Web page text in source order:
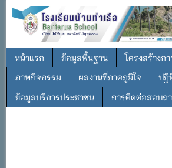
หน้าแรก ข้อมูลพื้นฐาน โครงสร้างก
ภาพกิจกรรม
ผลงานที่ภาคภูมิใจ
ปฎิ
ข้อมูลบริการประชาชน
การติดต่อสอบถ